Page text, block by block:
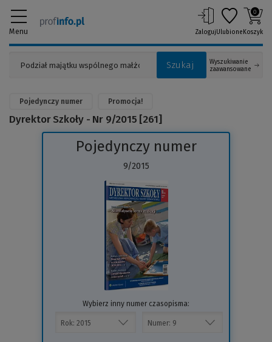
Menu
Szukaj
Wyszukiwanie
zaawansowane
ZalogujUlubione
0
Koszyk
Pojedynczy numer Promocja!
Dyrektor Szkoły - Nr 9/2015 [261]
Pojedynczy numer
9/2015
innej
strony)
Wybierz inny numer czasopisma: